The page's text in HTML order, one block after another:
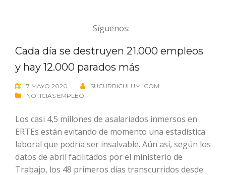
Síguenos:
Cada día se destruyen 21.000 empleos
y hay 12.000 parados más
7 MAYO 2020
SUCURRICULUM. COM
NOTICIAS EMPLEO
Los casi 4,5 millones de asalariados inmersos en
ERTEs están evitando de momento una estadística
laboral que podría ser insalvable. Aún así, según los
datos de abril facilitados por el ministerio de
Trabajo, los 48 primeros días transcurridos desde